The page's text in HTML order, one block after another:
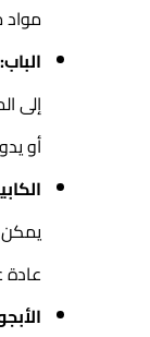
مواد
الباب:
إلى
أو يدويًا.
الكابينة
يمكن
عادة
الأبجور: